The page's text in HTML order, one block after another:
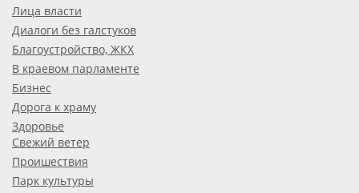
Лица власти
Диалоги без галстуков
Благоустройство, ЖКХ
В краевом парламенте
Бизнес
Дорога к храму
Здоровье
Свежий ветер
Проишествия
Парк культуры